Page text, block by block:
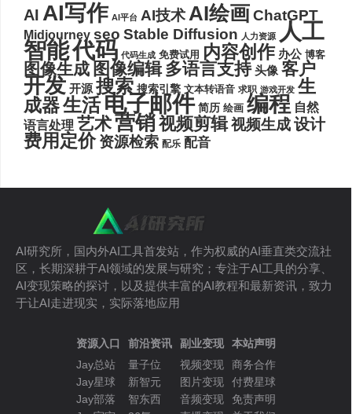
AI AI写作 AI平台 AI技术AI绘画ChatGPT
Midjourney seo Stable Diffusion 人力资源 人工
智能代码 代码生成 免费试用 内容创作 办公 博客
图像生成 图像编辑 多语言支持 头像 客户
开发 开源 搜索 搜索引擎 文本转语音 求职 游戏开发 生
成器生活电子邮件 简历 绘画 编程 自然
语言处理 艺术营销视频剪辑视频生成设计
费用定价 资源检索 配乐 配音
AI研究所，国内外AI工具首发站，作为权威的AI垂直类交流社
区，长期深耕于AI领域的发展与研究；专注于AI工具的分享、
AI变现策略的探讨，以及提供丰富的AI教程和最新资讯，致力
于让AI走进现实，实际落地应用
资源入口
Jay总站
Jay星球
Jay部落
前沿资讯
量子位
新智元
智东西
副业变现
视频变现
图片变现
音频变现
本站声明
商务合作
付费星球
免责声明